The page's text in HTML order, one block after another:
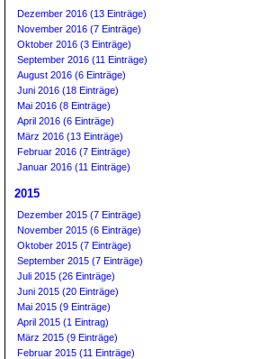
Dezember 2016 (13 Einträge)
November 2016 (7 Einträge)
Oktober 2016 (3 Einträge)
September 2016 (11 Einträge)
August 2016 (6 Einträge)
Juni 2016 (18 Einträge)
Mai 2016 (8 Einträge)
April 2016 (6 Einträge)
März 2016 (13 Einträge)
Februar 2016 (7 Einträge)
Januar 2016 (11 Einträge)
2015
Dezember 2015 (7 Einträge)
November 2015 (6 Einträge)
Oktober 2015 (7 Einträge)
September 2015 (7 Einträge)
Juli 2015 (26 Einträge)
Juni 2015 (20 Einträge)
Mai 2015 (9 Einträge)
April 2015 (1 Eintrag)
März 2015 (9 Einträge)
Februar 2015 (11 Einträge)